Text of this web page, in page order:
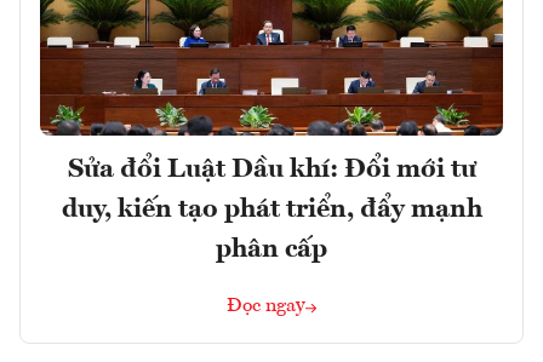
Sửa đổi Luật Dầu khí: Đổi mới tư
duy, kiến tạo phát triển, đẩy mạnh
phân cấp
Đọc ngay